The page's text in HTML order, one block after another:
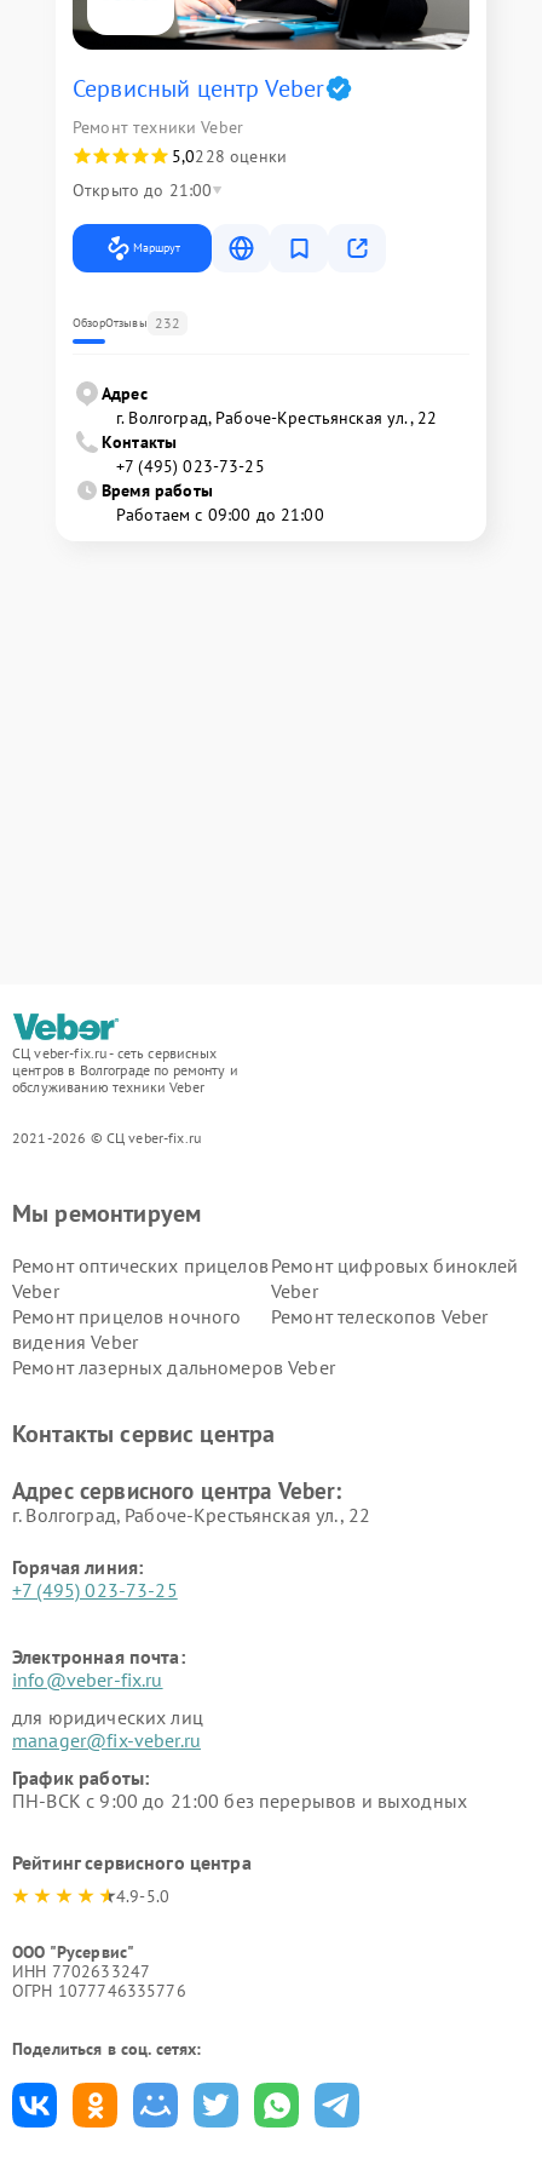
Сервисный центр Veber
Ремонт техники Veber
5,0228 оценки
Открыто до 21:00
Маршрут
ОбзорОтзывы 232
Адрес
г. Волгоград, Рабоче-Крестьянская ул., 22
Контакты
+7 (495) 023-73-25
Время работы
Работаем с 09:00 до 21:00
СЦ veber-fix.ru - сеть сервисных
центров в Волгограде по ремонту и
обслуживанию техники Veber
2021-2026 © СЦ veber-fix.ru
Мы ремонтируем
Ремонт оптических прицелов
Veber
Ремонт цифровых биноклей
Veber
Ремонт прицелов ночного
видения Veber
Ремонт телескопов Veber
Ремонт лазерных дальномеров Veber
Контакты сервис центра
Адрес сервисного центра Veber:
г. Волгоград, Рабоче-Крестьянская ул., 22
Горячая линия:
+7 (495) 023-73-25
Электронная почта:
info@veber-fix.ru
для юридических лиц
manager@fix-veber.ru
График работы:
ПН-ВСК с 9:00 до 21:00 без перерывов и выходных
Рейтинг сервисного центра
4.9-5.0
ООО "Русервис"
ИНН 7702633247
ОГРН 1077746335776
Поделиться в соц. сетях: